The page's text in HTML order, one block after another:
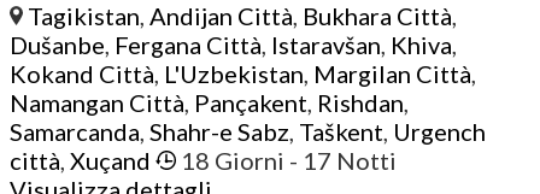
Tagikistan,Andijan Città, Bukhara Città,
Dušanbe, Fergana Città, Istaravšan, Khiva,
Kokand Città, L'Uzbekistan, Margilan Città,
Namangan Città, Pançakent, Rishdan,
Samarcanda, Shahr-e Sabz, Taškent, Urgench
città, Xuçand 18 Giorni - 17 Notti